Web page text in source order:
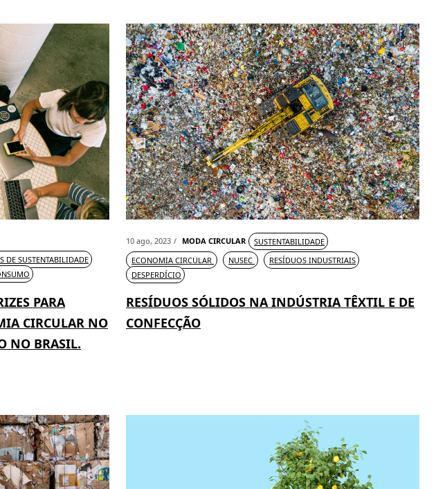
DE SUSTENTABILIDADE
PARA
CIRCULAR NO
NO BRASIL.
10 ago, 2023 MODA CIRCULAR
SUSTENTABILIDADE
ECONOMIA CIRCULAR
NUSEC
RESÍDUOS INDUSTRIAIS
DESPERDÍCIO
RESÍDUOS SÓLIDOS NA INDÚSTRIA TÊXTIL E DE
CONFECÇÃO